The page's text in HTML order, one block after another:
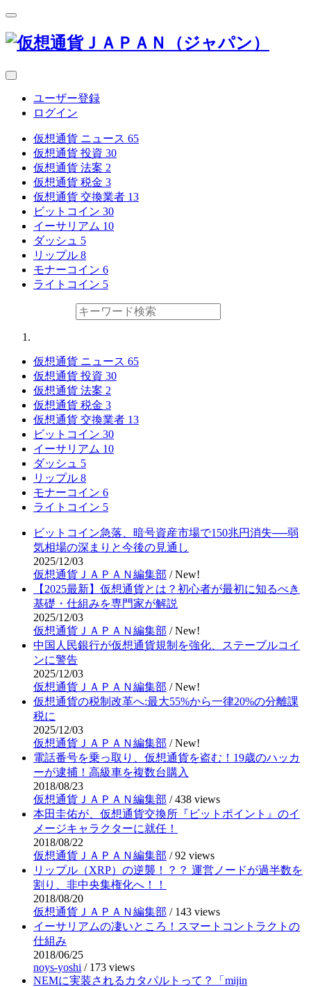
ユーザー登録
ログイン
仮想通貨 ニュース 65
仮想通貨 投資 30
仮想通貨 法案 2
仮想通貨 税金 3
仮想通貨 交換業者 13
ビットコイン 30
イーサリアム 10
ダッシュ 5
リップル 8
モナーコイン 6
ライトコイン 5
仮想通貨 ニュース 65
仮想通貨 投資 30
仮想通貨 法案 2
仮想通貨 税金 3
仮想通貨 交換業者 13
ビットコイン 30
イーサリアム 10
ダッシュ 5
リップル 8
モナーコイン 6
ライトコイン 5
ビットコイン急落、暗号資産市場で150兆円消失──弱
気相場の深まりと今後の見通し
2025/12/03
仮想通貨ＪＡＰＡＮ編集部 /New!
【2025最新】仮想通貨とは？初心者が最初に知るべき
基礎・仕組みを専門家が解説
2025/12/03
仮想通貨ＪＡＰＡＮ編集部 /New!
中国人民銀行が仮想通貨規制を強化、ステーブルコイ
ンに警告
2025/12/03
仮想通貨ＪＡＰＡＮ編集部 /New!
仮想通貨の税制改革へ:最大55%から一律20%の分離課
税に
2025/12/03
仮想通貨ＪＡＰＡＮ編集部 /New!
電話番号を乗っ取り、仮想通貨を盗む！19歳のハッカ
ーが逮捕！高級車を複数台購入
2018/08/23
仮想通貨ＪＡＰＡＮ編集部 /438 views
本田圭佑が、仮想通貨交換所『ビットポイント』のイ
メージキャラクターに就任！
2018/08/22
仮想通貨ＪＡＰＡＮ編集部 /92 views
リップル（XRP）の逆襲！？？ 運営ノードが過半数を
割り、非中央集権化へ！！
2018/08/20
仮想通貨ＪＡＰＡＮ編集部 / 143 views
イーサリアムの凄いところ！スマートコントラクトの
仕組み
2018/06/25
noys-yoshi / 173 views
NEMに実装されるカタパルトって？「mijin